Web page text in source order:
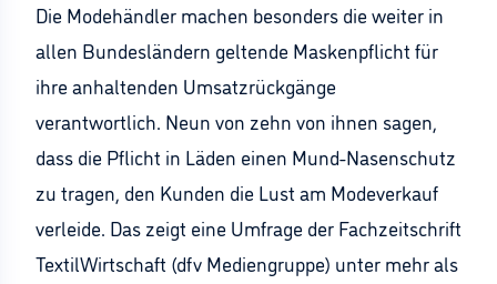
Die Modehändler machen besonders die weiter in
allen Bundesländern geltende Maskenpflicht für
ihre anhaltenden Umsatzrückgänge
verantwortlich. Neun von zehn von ihnen sagen,
dass die Pflicht in Läden einen Mund-Nasenschutz
zu tragen, den Kunden die Lust am Modeverkauf
verleide. Das zeigt eine Umfrage der Fachzeitschrift
TextilWirtschaft (dfv Mediengruppe) unter mehr als